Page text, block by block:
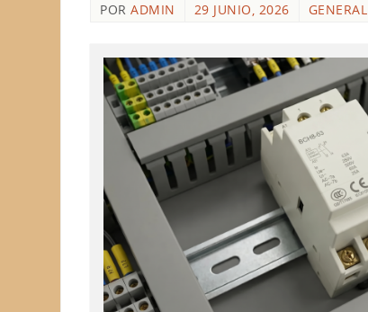
POR ADMIN 29 JUNIO, 2026 GENERAL